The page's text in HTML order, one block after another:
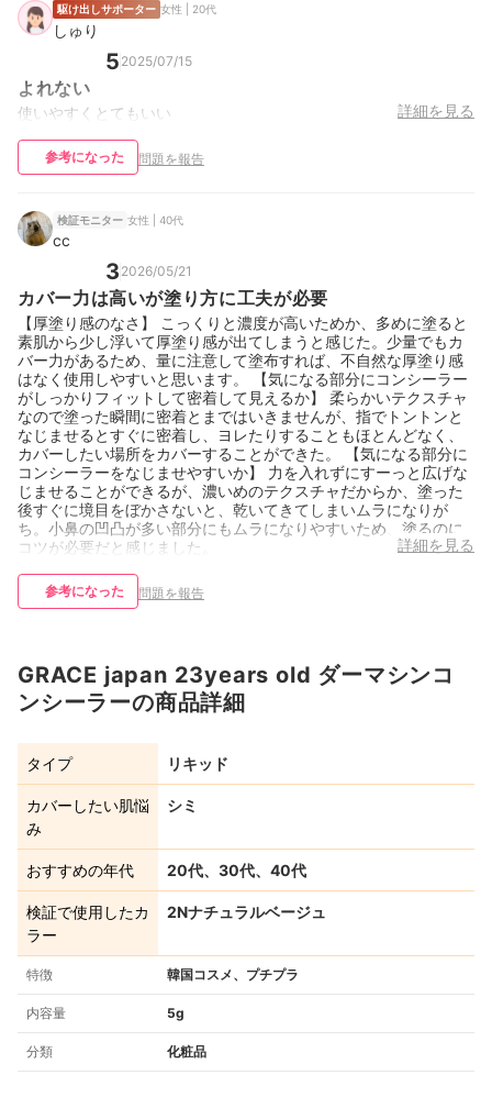
駆け出しサポーター 女性 | 20代
しゅり
5 2025/07/15
よれない
使いやすくとてもいい 詳細を見る
参考になった 問題を報告
検証モニター 女性 | 40代
cc
3 2026/05/21
カバー力は高いが塗り方に工夫が必要
【厚塗り感のなさ】 こっくりと濃度が高いためか、多めに塗ると
素肌から少し浮いて厚塗り感が出てしまうと感じた。少量でもカ
バー力があるため、量に注意して塗布すれば、不自然な厚塗り感
はなく使用しやすいと思います。 【気になる部分にコンシーラー
がしっかりフィットして密着して見えるか】 柔らかいテクスチャ
なので塗った瞬間に密着とまではいきませんが、指でトントンと
なじませるとすぐに密着し、ヨレたりすることもほとんどなく、
カバーしたい場所をカバーすることができた。 【気になる部分に
コンシーラーをなじませやすいか】 力を入れずにすーっと広げな
じませることができるが、濃いめのテクスチャだからか、塗った
後すぐに境目をぼかさないと、乾いてきてしまいムラになりが
ち。小鼻の凹凸が多い部分にもムラになりやすいため、塗るのに
コツが必要だと感じました。
詳細を見る
参考になった 問題を報告
GRACE japan 23years old ダーマシンコ
ンシーラーの商品詳細
タイプ リキッド
カバーしたい肌悩
み
シミ
おすすめの年代 20代、30代、40代
検証で使用したカ
ラー
2Nナチュラルベージュ
特徴 韓国コスメ、プチプラ
内容量 5g
分類 化粧品